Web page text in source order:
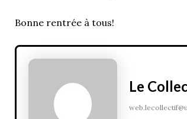
Bonne rentrée à tous!
Le